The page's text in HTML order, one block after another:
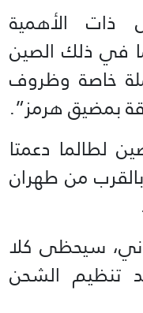
ذات الأهمية
بما في ذلك الصين
خاصة وظروف
بمضيق هرمز”.
لطالما دعمتا
بالقرب من طهران
سيحظى كلا
تنظيم الشحن